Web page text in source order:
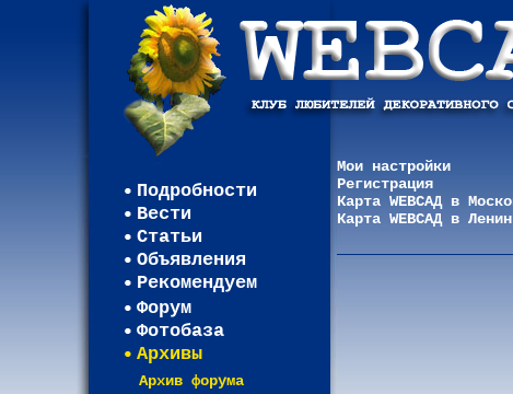
Подробности
Вести
Статьи
Объявления
Рекомендуем
Форум
Фотобаза
Архивы
Архив форума
Мои настройки
Регистрация
Карта WEBСАД в
Карта WEBСАД в